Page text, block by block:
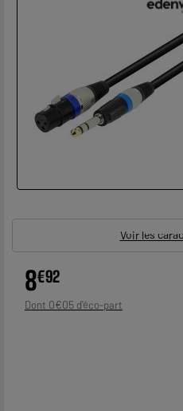
même
page.
Voir les
8€92
Dont 0€05